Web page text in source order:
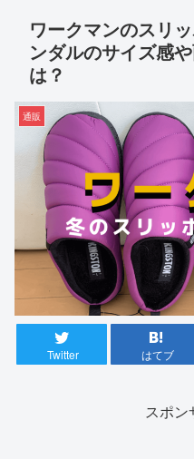
ワークマンのスリ
ンダルのサイズ感
は？
通販
Twitter はてブ
スポン